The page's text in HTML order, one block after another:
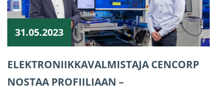
31.05.2023
ELEKTRONIIKKAVALMISTAJA CENCORP
NOSTAA PROFIILIAAN –